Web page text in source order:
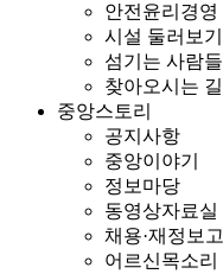
안전윤리경영
시설 둘러보기
섬기는 사람들
찾아오시는 길
중앙스토리
공지사항
중앙이야기
정보마당
동영상자료실
채용·재정보고
어르신목소리